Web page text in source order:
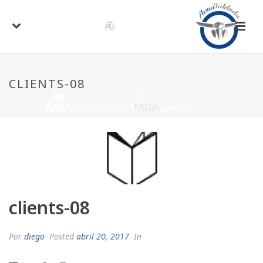
CLIENTS-08
CLIENTS-08/ CLIENTS-08
clients-08
Por diego Postedabril 20, 2017 In